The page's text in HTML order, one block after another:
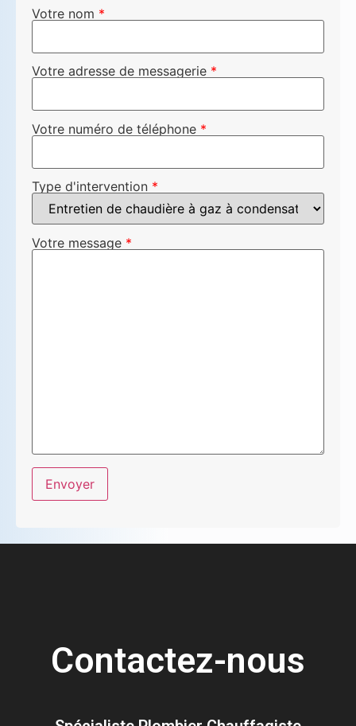
Votre nom *
Votre adresse de messagerie *
Votre numéro de téléphone *
Type d'intervention *
Votre message *
Contactez-nous